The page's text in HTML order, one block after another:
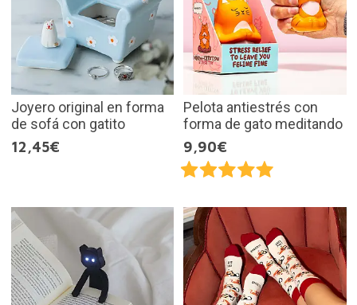
Joyero original en forma
de sofá con gatito
12,45€
Pelota antiestrés con
forma de gato meditando
9,90€